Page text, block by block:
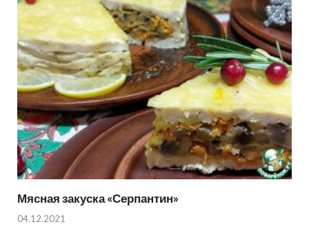
Мясная закуска «Серпантин»
04.12.2021